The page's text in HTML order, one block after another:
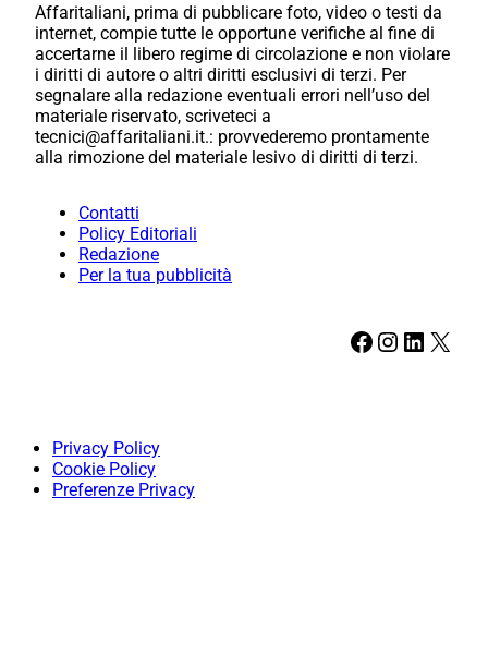
Affaritaliani, prima di pubblicare foto, video o testi da
internet, compie tutte le opportune verifiche al fine di
accertarne il libero regime di circolazione e non violare
i diritti di autore o altri diritti esclusivi di terzi. Per
segnalare alla redazione eventuali errori nell’uso del
materiale riservato, scriveteci a
tecnici@affaritaliani.it.: provvederemo prontamente
alla rimozione del materiale lesivo di diritti di terzi.
Contatti
Policy Editoriali
Redazione
Per la tua pubblicità
Facebook Instagram LinkedIn X
Privacy Policy
Cookie Policy
Preferenze Privacy